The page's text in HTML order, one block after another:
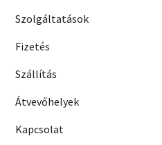
Szolgáltatások
Fizetés
Szállítás
Átvevőhelyek
Kapcsolat